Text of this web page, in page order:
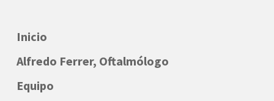
Inicio
Alfredo Ferrer, Oftalmólogo
Equipo